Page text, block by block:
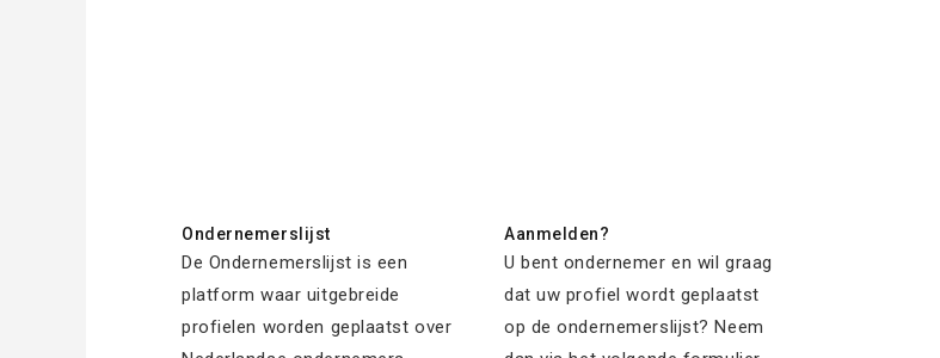
Ondernemerslijst
De Ondernemerslijst is een
platform waar uitgebreide
profielen worden geplaatst over
Aanmelden?
U bent ondernemer en wil graag
dat uw profiel wordt geplaatst
op de ondernemerslijst? Neem